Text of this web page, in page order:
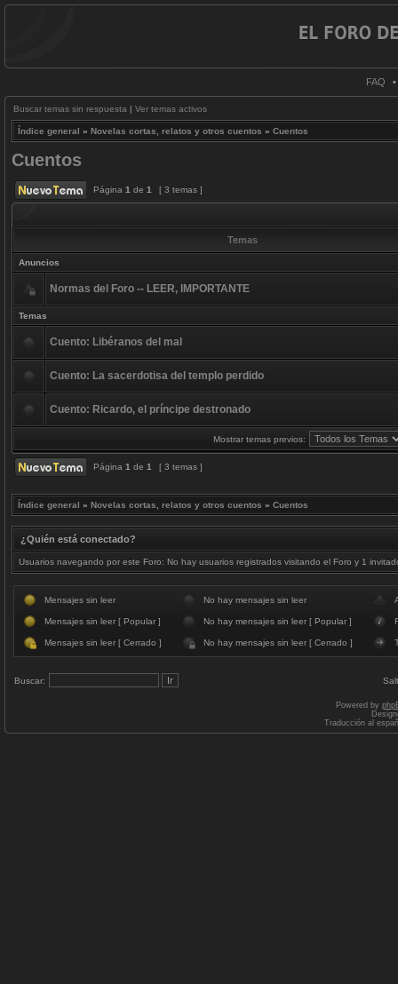
FAQ •
Buscar temas sin respuesta | Ver temas activos
Índice general » Novelas cortas, relatos y otros cuentos » Cuentos
Cuentos
Página 1 de 1 [ 3 temas ]
Temas
Anuncios
Normas del Foro -- LEER, IMPORTANTE
Temas
Cuento: Libéranos del mal
Cuento: La sacerdotisa del templo perdido
Cuento: Ricardo, el príncipe destronado
Mostrar temas previos:
Página 1 de 1 [ 3 temas ]
Índice general » Novelas cortas, relatos y otros cuentos » Cuentos
¿Quién está conectado?
Usuarios navegando por este Foro: No hay usuarios registrados visitando el Foro y 1
Mensajes sin leer No hay mensajes sin leer
Mensajes sin leer [ Popular ] No hay mensajes sin leer [ Popular ]
Mensajes sin leer [ Cerrado ] No hay mensajes sin leer [ Cerrado ]
Buscar:
Powered by
Traducción al